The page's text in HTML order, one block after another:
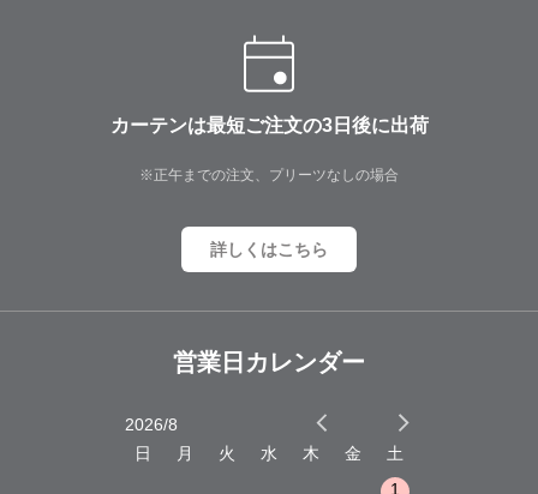
カーテンは最短ご注文の3日後に出荷
※正午までの注文、プリーツなしの場合
詳しくはこちら
営業日カレンダー
2026/8
日
月 火 水 木 金
土
1